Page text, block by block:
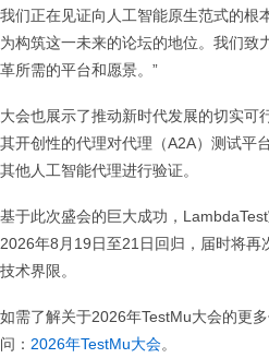
我们正在见证向人工智能原生范式的根
为构筑这一未来的论坛的地位。我们致
革所需的平台和愿景。”
大会也展示了推动新时代发展的切实可
其开创性的代理对代理（A2A）测试平
其他人工智能代理进行验证。
基于此次盛会的巨大成功，
2026年8月19日至21日回归，届时将再
技术界限。
如需了解关于2026年TestMu大会的更
问： 2026年TestMu大会。